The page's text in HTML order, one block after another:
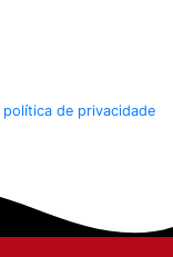
política de privacidade